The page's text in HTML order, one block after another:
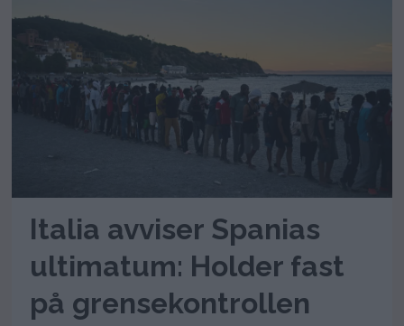
Italia avviser Spanias
ultimatum: Holder fast
på grensekontrollen